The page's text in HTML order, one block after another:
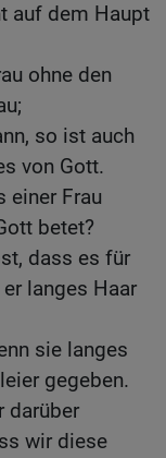
auf dem Haupt
ohne den
so ist auch
von Gott.
einer Frau
betet?
dass es für
langes Haar
sie langes
gegeben.
darüber
wir diese